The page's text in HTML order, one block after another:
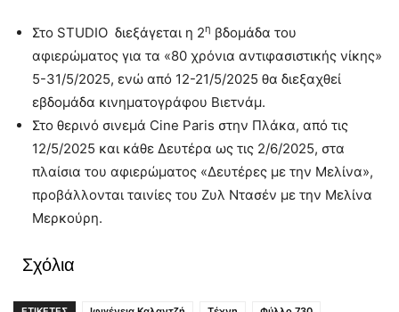
Στο STUDIO διεξάγεται η 2η βδομάδα του
αφιερώματος για τα «80 χρόνια αντιφασιστικής νίκης»
5-31/5/2025, ενώ από 12-21/5/2025 θα διεξαχθεί
εβδομάδα κινηματογράφου Βιετνάμ.
Στο θερινό σινεμά Cine Paris στην Πλάκα, από τις
12/5/2025 και κάθε Δευτέρα ως τις 2/6/2025, στα
πλαίσια του αφιερώματος «Δευτέρες με την Μελίνα»,
προβάλλονται ταινίες του Ζυλ Ντασέν με την Μελίνα
Μερκούρη.
Σχόλια